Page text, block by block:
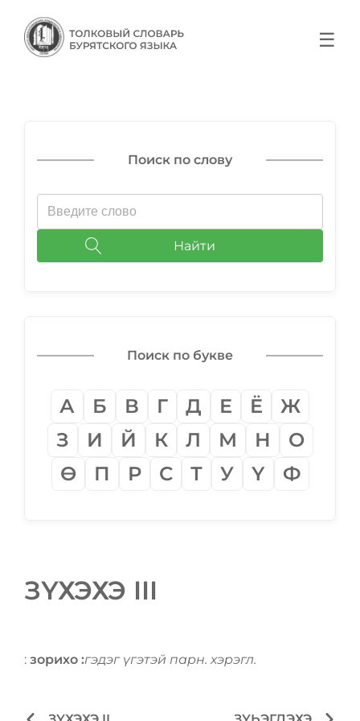
☰
Поиск по слову
Найти
Поиск по букве
А Б В Г Д Е Ё
Ж
З
И Й К Л М Н
О
Ѳ
П Р С Т У Ү Ф
ЗҮХЭХЭ III
: зорихо :гэдэг үгэтэй парн. хэрэгл.